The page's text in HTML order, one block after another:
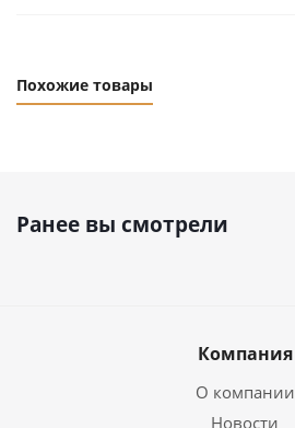
Похожие товары
Ранее вы смотрели
Компания
О компании
Новости